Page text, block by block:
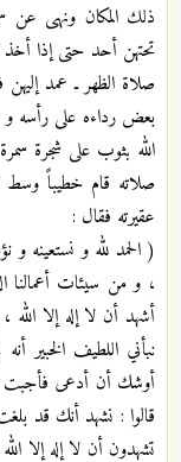
ذلك المكان ونهى
تحتهن أحد حتى إذا أخذ
صلاة الظهر ـ عمد
بعض رداءه على رأسه
الله بثوب على شجرة
صلاته قام خطيباً وسط
عقيرته فقال :
( الحمد لله و نستعينه
، و من سيئات
أشهد أن لا إله إلا
نبأني اللطيف الخبير
أوشك أن أدعى فأجبت ،
قالوا : نشهد أنك قد
تشهدون أن لا إله إلا